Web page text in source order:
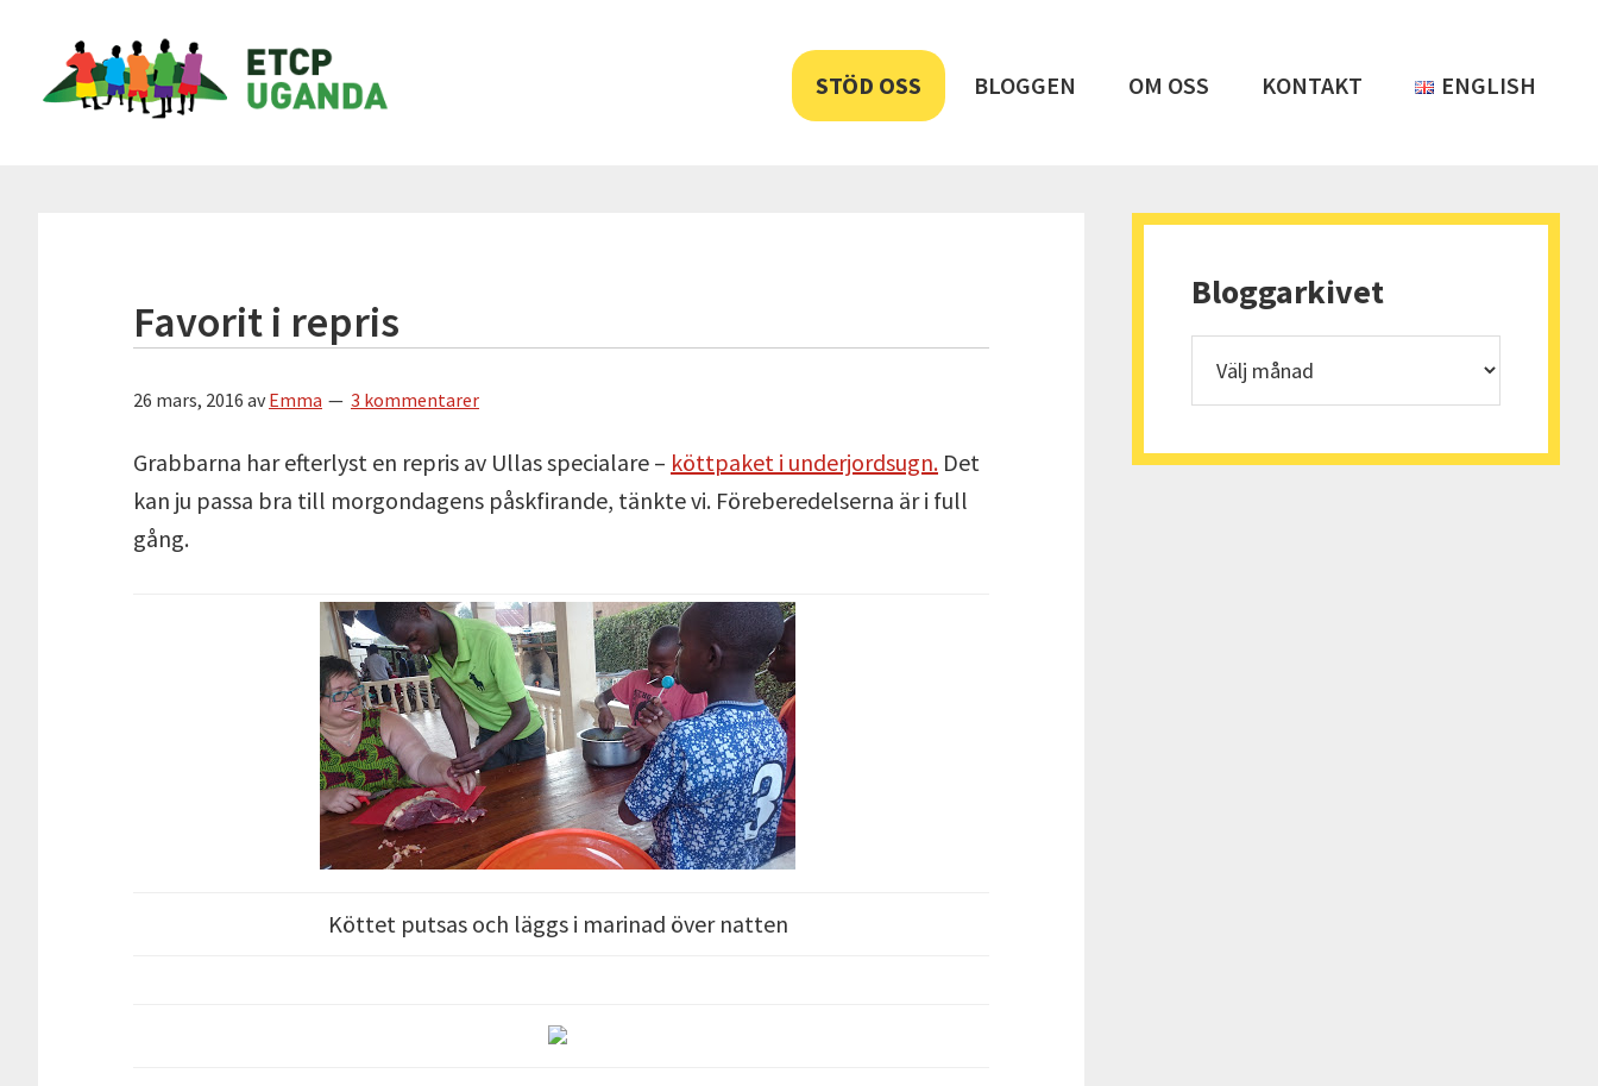
huvudnavigering
huvudinnehåll
sidfot
ETCP
Uganda
STÖD OSS BLOGGEN OM OSS KONTAKT ENGLISH
Favorit i repris
26 mars, 2016 avEmma 3 kommentarer
Grabbarna har efterlyst en repris av Ullas specialare – köttpaket i underjordsugn. Det
kan ju passa bra till morgondagens påskfirande, tänkte vi. Föreberedelserna är i full
gång.
Köttet putsas och läggs i marinad över natten
Primärt
sidofält
Bloggarkivet